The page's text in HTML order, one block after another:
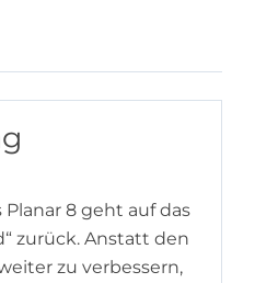
8 geht auf das
zurück. Anstatt den
zu verbessern,